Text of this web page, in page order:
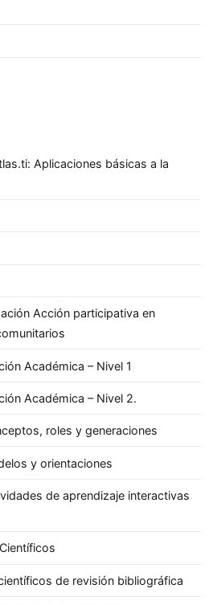
Aplicaciones básicas a la
Acción participativa en
Académica – Nivel 1
Académica – Nivel 2.
roles y generaciones
y orientaciones
de aprendizaje interactivas
de revisión bibliográfica